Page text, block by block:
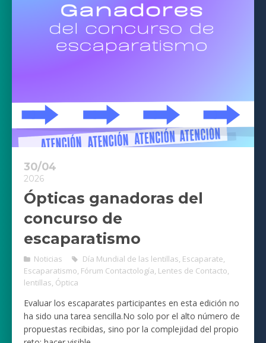
30/04
2026
Ópticas ganadoras del
concurso de
escaparatismo
Noticias Día Mundial de las lentillas, Escaparate,
Escaparatismo, Fórum Contactología, Lentes de Contacto,
lentillas, Óptica
Evaluar los escaparates participantes en esta edición no
ha sido una tarea sencilla.No solo por el alto número de
propuestas recibidas, sino por la complejidad del propio